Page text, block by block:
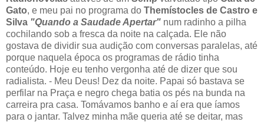
Gato, e meu pai no programa do Themístocles de Castro e
Silva "Quando a Saudade Apertar" num radinho a pilha
cochilando sob a fresca da noite na calçada. Ele não
gostava de dividir sua audição com conversas paralelas, até
porque naquela época os programas de rádio tinha
conteúdo. Hoje eu tenho vergonha até de dizer que sou
radialista. - Meu Deus! Dez da noite. Papai só bastava se
perfilar na Praça e negro chega batia os pés na bunda na
carreira pra casa. Tomávamos banho e aí era que íamos
para o jantar. Talvez minha mãe queria até se deitar, mas